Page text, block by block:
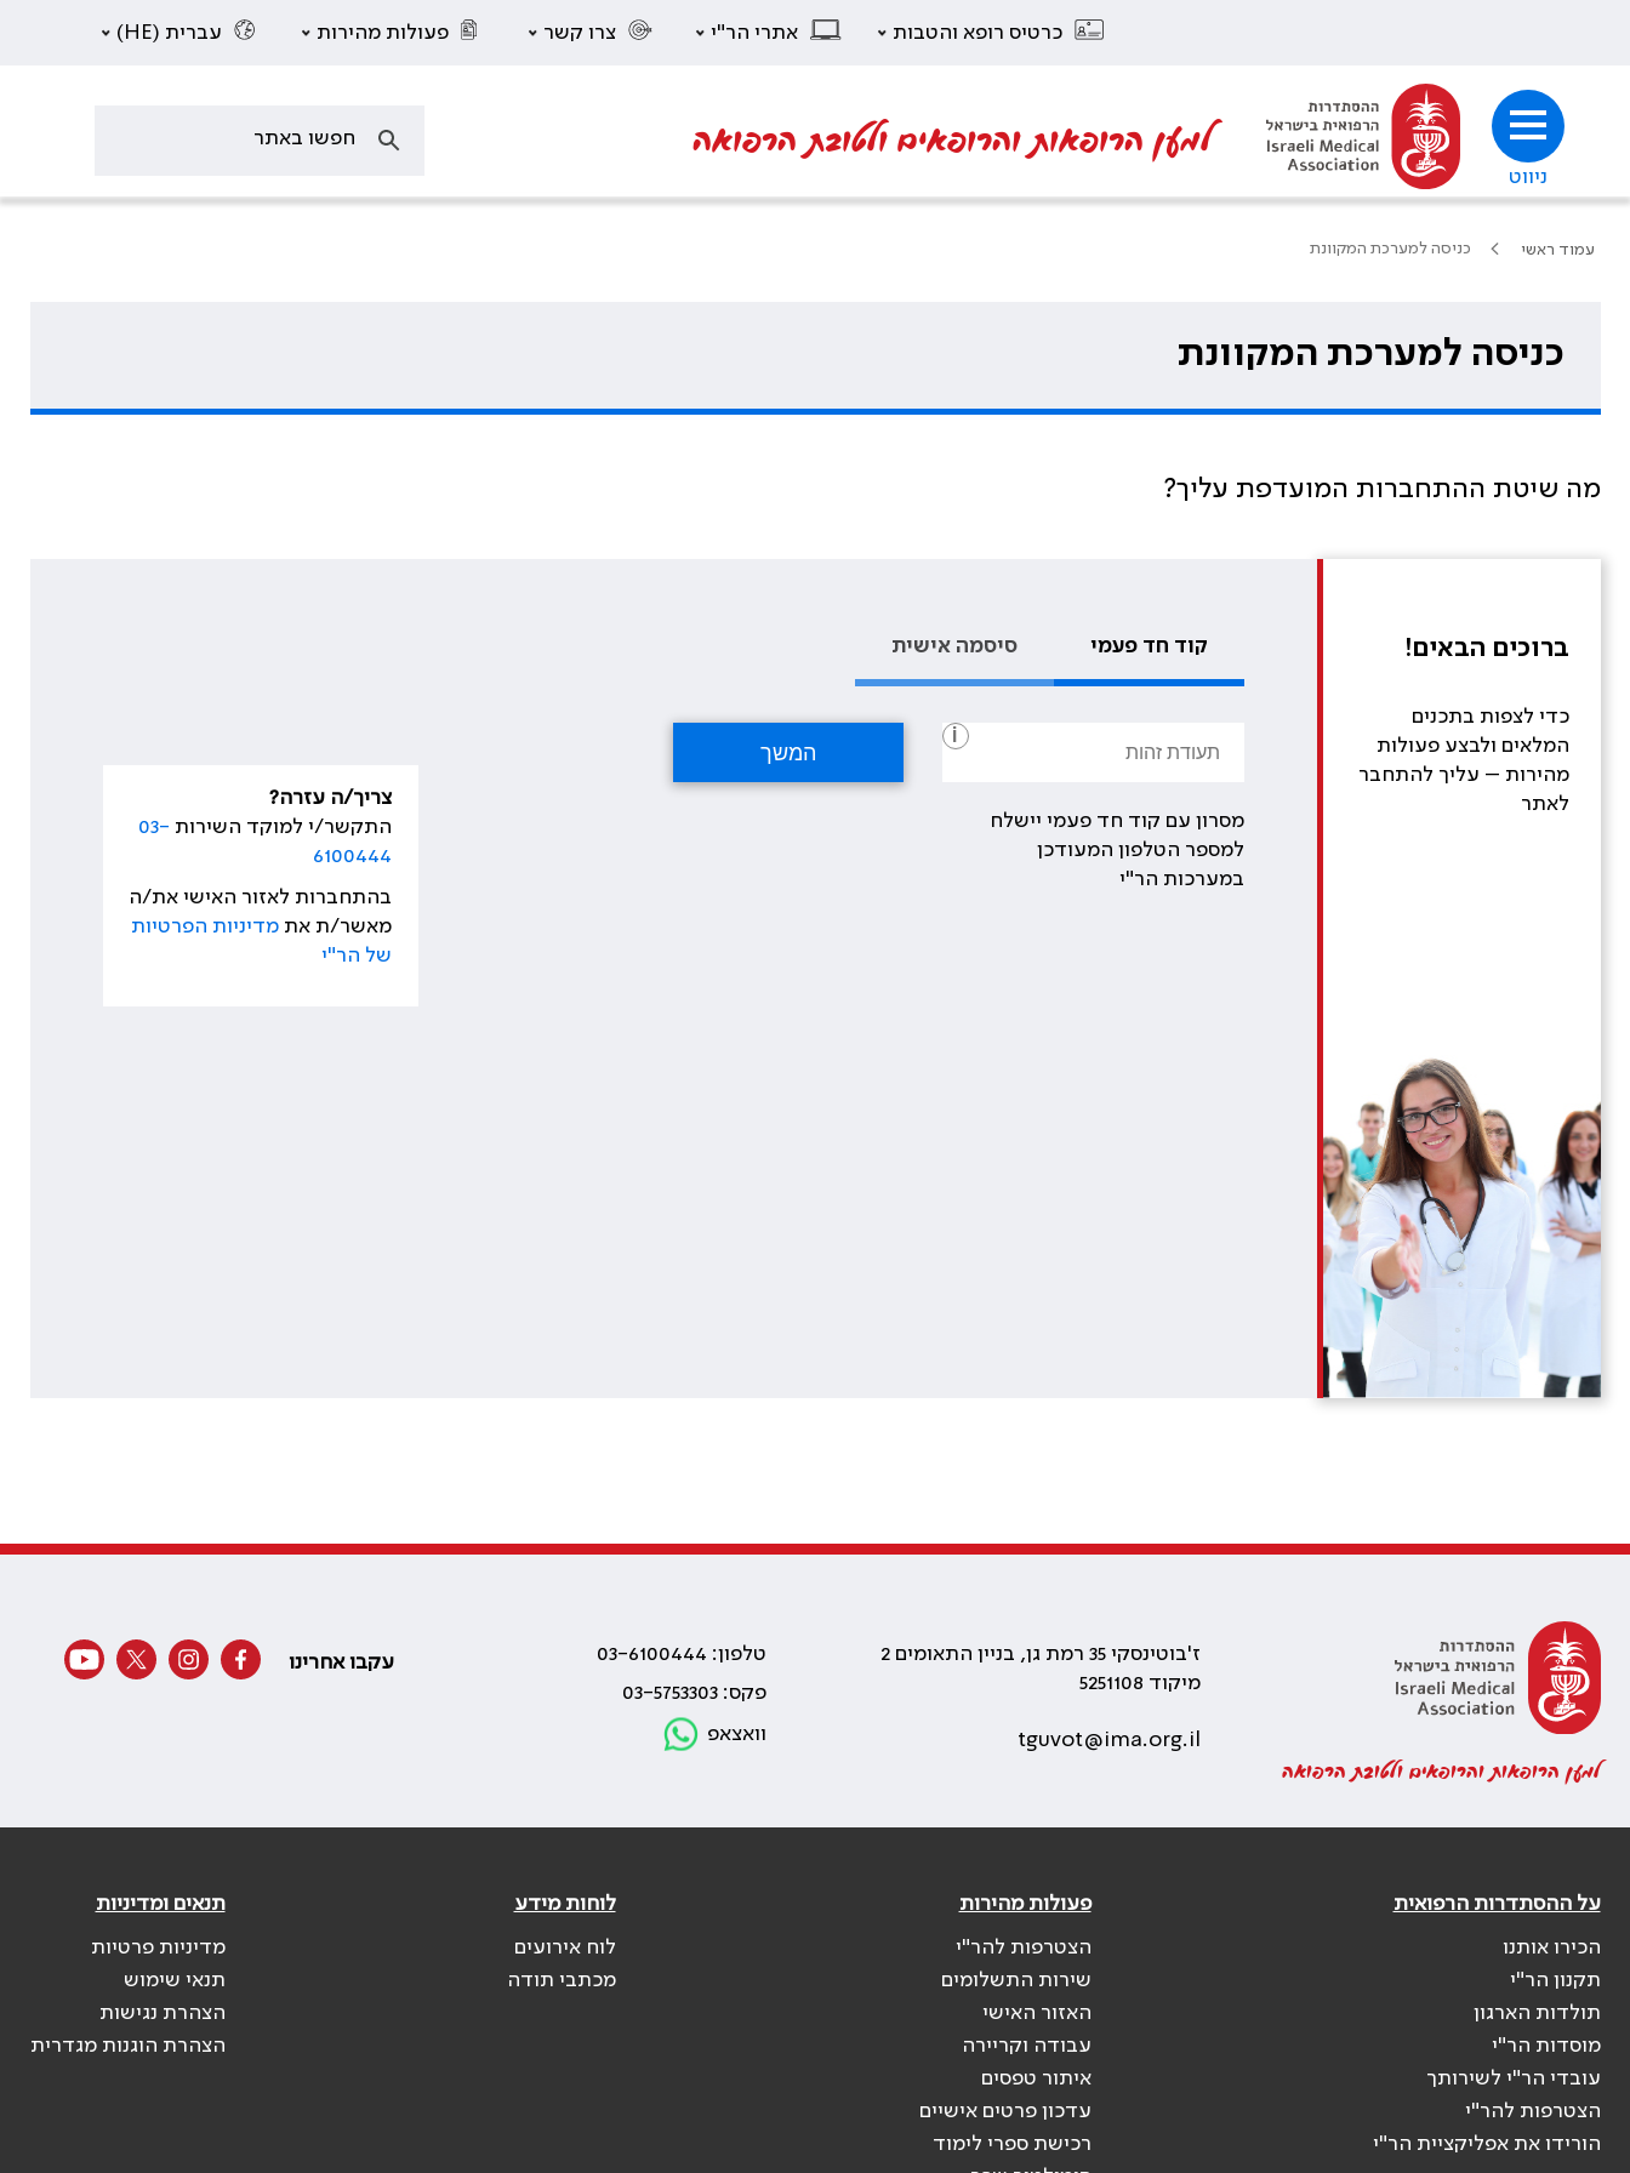
כרטיס רופא והטבות אתרי הר"י צרו קשר פעולות מהירות עברית (HE)
ניווט
למען הרופאות והרופאים ולטובת הרפואה
עמוד ראשי כניסה למערכת המקוונת
כניסה למערכת המקוונת
מה שיטת ההתחברות המועדפת עליך?
ברוכים הבאים!
כדי לצפות בתכנים
המלאים ולבצע פעולות
מהירות – עליך להתחבר
לאתר
קוד חד פעמי סיסמה אישית
i
מסרון עם קוד חד פעמי יישלח
למספר הטלפון המעודכן
במערכות הר"י
צריך/ה עזרה?
התקשר/י למוקד השירות 03-
6100444
בהתחברות לאזור האישי את/ה
מאשר/ת אתמדיניות הפרטיות
של הר"י
למען הרופאות והרופאים ולטובת הרפואה
ז'בוטינסקי 35 רמת גן, בניין התאומים 2
מיקוד 5251108
tguvot@ima.org.il
טלפון: 03-6100444
פקס: 03-5753303
וואצאפ
עקבו אחרינו
על ההסתדרות הרפואית
הכירו אותנו
תקנון הר"י
תולדות הארגון
מוסדות הר"י
עובדי הר"י לשירותך
הצטרפות להר"י
הורידו את אפליקציית הר"י
פעולות מהירות
הצטרפות להר"י
שירות התשלומים
האזור האישי
עבודה וקריירה
איתור טפסים
עדכון פרטים אישיים
רכישת ספרי לימוד
לוחות מידע
לוח אירועים
מכתבי תודה
תנאים ומדיניות
מדיניות פרטיות
תנאי שימוש
הצהרת נגישות
הצהרת הוגנות מגדרית